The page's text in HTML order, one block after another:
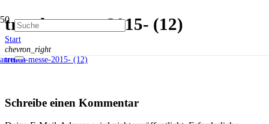
anrufen
trends-messe-2015- (12)
Start
chevron_right
trends-messe-2015- (12)
Schreibe einen Kommentar